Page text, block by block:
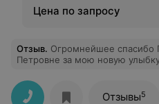
Цена по запросу
Отзыв. Огромнейшее спасибо
Петровне за мою новую
Довольна всем!
Отзывы5